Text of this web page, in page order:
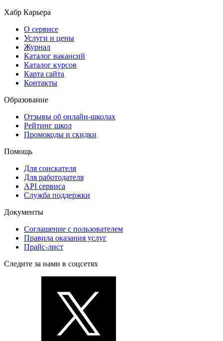
Хабр Карьера
О сервисе
Услуги и цены
Журнал
Каталог вакансий
Каталог курсов
Карта сайта
Контакты
Образование
Отзывы об онлайн-школах
Рейтинг школ
Промокоды и скидки
Помощь
Для соискателя
Для работодателя
API сервиса
Служба поддержки
Документы
Соглашение с пользователем
Правила оказания услуг
Прайс-лист
Следите за нами в соцсетях